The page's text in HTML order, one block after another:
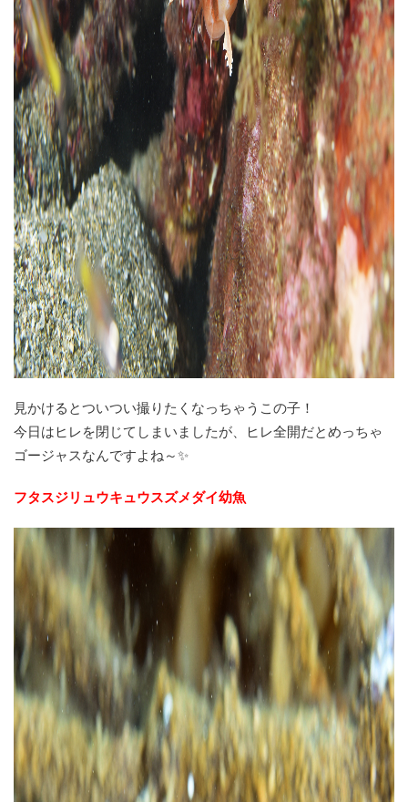
見かけるとついつい撮りたくなっちゃうこの子！
今日はヒレを閉じてしまいましたが、ヒレ全開だとめっちゃ
ゴージャスなんですよね～✨
フタスジリュウキュウスズメダイ幼魚